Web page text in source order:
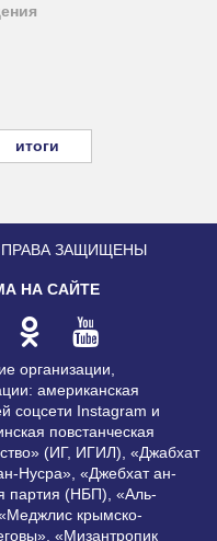
итоги
ПРАВА ЗАЩИЩЕНЫ
НА САЙТЕ
организации,
американская
соцсети Instagram и
повстанческая
(ИГ, ИГИЛ), «Джабхат
Нусра», «Джебхат ан-
партия (НБП), «Аль-
крымско-
«Мизантропик